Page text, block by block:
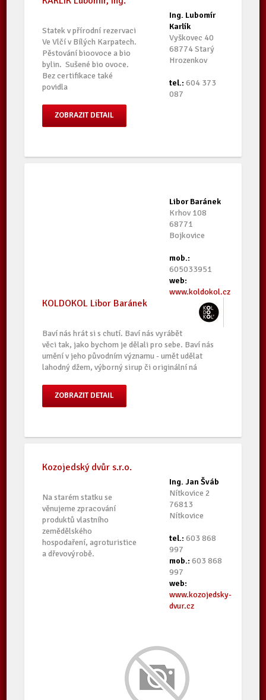
Ing. Lubomír
Karlík
Vyškovec 40
68774 Starý
Hrozenkov
tel.: 604 373
087
Statek v přírodní rezervaci
Ve Vlčí v Bílých Karpatech.
Pěstování bioovoce a bio
bylin. Sušené bio ovoce.
Bez certifikace také
povidla
ZOBRAZIT DETAIL
Libor Baránek
Krhov 108
68771
Bojkovice
mob.:
605033951
web:
www.koldokol.cz
KOLDOKOL Libor Baránek
Baví nás hrát si s chutí. Baví nás vyrábět
věci tak, jako bychom je dělali pro sebe. Baví nás
umění v jeho původním významu - umět udělat
lahodný džem, výborný sirup či originální ná
ZOBRAZIT DETAIL
Ing. Jan Šváb
Nítkovice 2
76813
Nítkovice
tel.: 603 868
997
mob.: 603 868
997
web:
www.kozojedsky-
dvur.cz
Kozojedský dvůr s.r.o.
Na starém statku se
věnujeme zpracování
produktů vlastního
zemědělského
hospodaření, agroturistice
a dřevovýrobě.